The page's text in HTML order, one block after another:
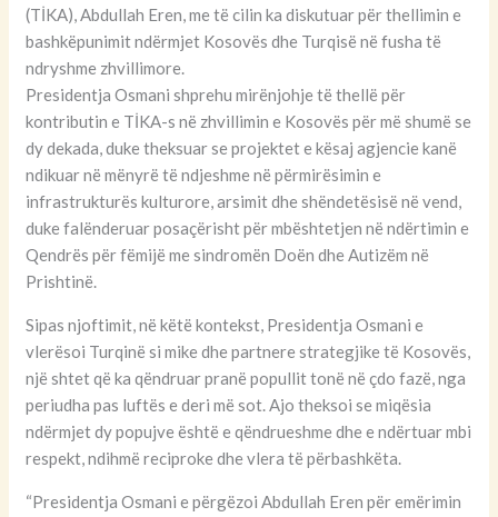
(TİKA), Abdullah Eren, me të cilin ka diskutuar për thellimin e
bashkëpunimit ndërmjet Kosovës dhe Turqisë në fusha të
ndryshme zhvillimore.
Presidentja Osmani shprehu mirënjohje të thellë për
kontributin e TİKA-s në zhvillimin e Kosovës për më shumë se
dy dekada, duke theksuar se projektet e kësaj agjencie kanë
ndikuar në mënyrë të ndjeshme në përmirësimin e
infrastrukturës kulturore, arsimit dhe shëndetësisë në vend,
duke falënderuar posaçërisht për mbështetjen në ndërtimin e
Qendrës për fëmijë me sindromën Doën dhe Autizëm në
Prishtinë.
Sipas njoftimit, në këtë kontekst, Presidentja Osmani e
vlerësoi Turqinë si mike dhe partnere strategjike të Kosovës,
një shtet që ka qëndruar pranë popullit tonë në çdo fazë, nga
periudha pas luftës e deri më sot. Ajo theksoi se miqësia
ndërmjet dy popujve është e qëndrueshme dhe e ndërtuar mbi
respekt, ndihmë reciproke dhe vlera të përbashkëta.
“Presidentja Osmani e përgëzoi Abdullah Eren për emërimin